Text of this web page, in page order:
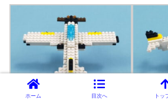
ホーム 目次へ トッ